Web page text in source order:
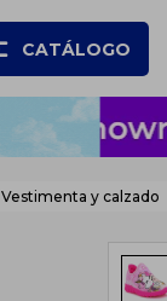
CATÁLOGO
Vestimenta y calzado